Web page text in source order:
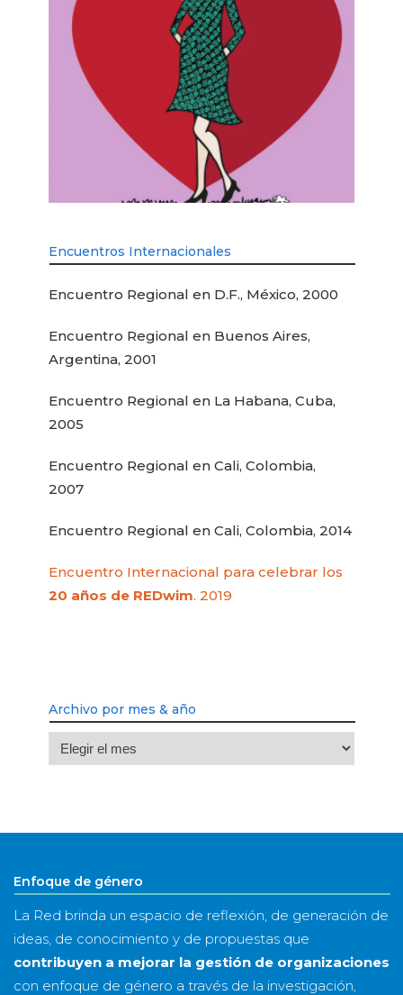
Encuentros Internacionales
Encuentro Regional en D.F., México, 2000
Encuentro Regional en Buenos Aires,
Argentina, 2001
Encuentro Regional en La Habana, Cuba,
2005
Encuentro Regional en Cali, Colombia,
2007
Encuentro Regional en Cali, Colombia, 2014
Encuentro Internacional para celebrar los
20 años de REDwim. 2019
Archivo por mes & año
Archivo
por
año
Enfoque de género
La Red brinda un espacio de reflexión, de generación de
ideas, de conocimiento y de propuestas que
contribuyen a mejorar la gestión de organizaciones
con enfoque de género a través de la investigación,